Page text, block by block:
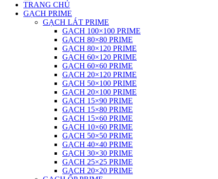
TRANG CHỦ
GẠCH PRIME
GẠCH LÁT PRIME
GẠCH 100×100 PRIME
GẠCH 80×80 PRIME
GẠCH 80×120 PRIME
GẠCH 60×120 PRIME
GẠCH 60×60 PRIME
GẠCH 20×120 PRIME
GẠCH 50×100 PRIME
GẠCH 20×100 PRIME
GẠCH 15×90 PRIME
GẠCH 15×80 PRIME
GẠCH 15×60 PRIME
GẠCH 10×60 PRIME
GẠCH 50×50 PRIME
GẠCH 40×40 PRIME
GẠCH 30×30 PRIME
GẠCH 25×25 PRIME
GẠCH 20×20 PRIME